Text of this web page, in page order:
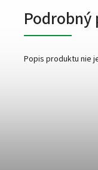
Podrobný
Popis produktu nie